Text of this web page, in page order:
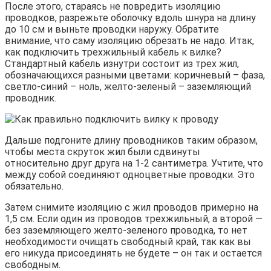
После этого, стараясь не повредить изоляцию
проводков, разрежьте оболочку вдоль шнура на длину
до 10 см и выньте проводки наружу. Обратите
внимание, что саму изоляцию обрезать не надо. Итак,
как подключить трехжильный кабель к вилке?
Стандартный кабель изнутри состоит из трех жил,
обозначающихся разными цветами: коричневый – фаза,
светло-синий – ноль, желто-зеленый – заземляющий
проводник.
Дальше подгоните длину проводников таким образом,
чтобы места скруток жил были сдвинуты
относительно друг друга на 1-2 сантиметра. Учтите, что
между собой соединяют одноцветные проводки. Это
обязательно.
Затем снимите изоляцию с жил проводов примерно на
1,5 см. Если один из проводов трехжильный, а второй —
без заземляющего желто-зеленого проводка, то нет
необходимости очищать свободный край, так как вы
его никуда присоединять не будете – он так и остается
свободным.